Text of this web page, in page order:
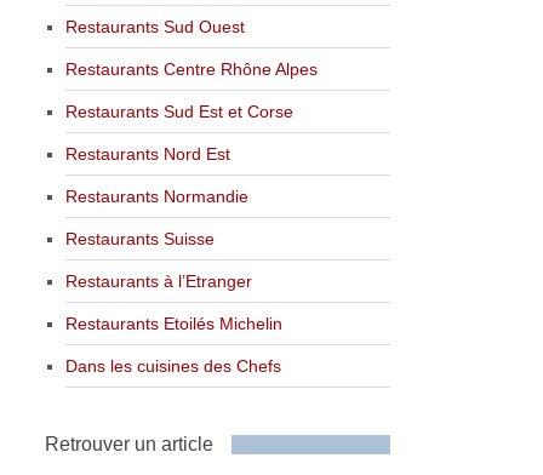
Restaurants Sud Ouest
Restaurants Centre Rhône Alpes
Restaurants Sud Est et Corse
Restaurants Nord Est
Restaurants Normandie
Restaurants Suisse
Restaurants à l’Etranger
Restaurants Etoilés Michelin
Dans les cuisines des Chefs
Retrouver un article